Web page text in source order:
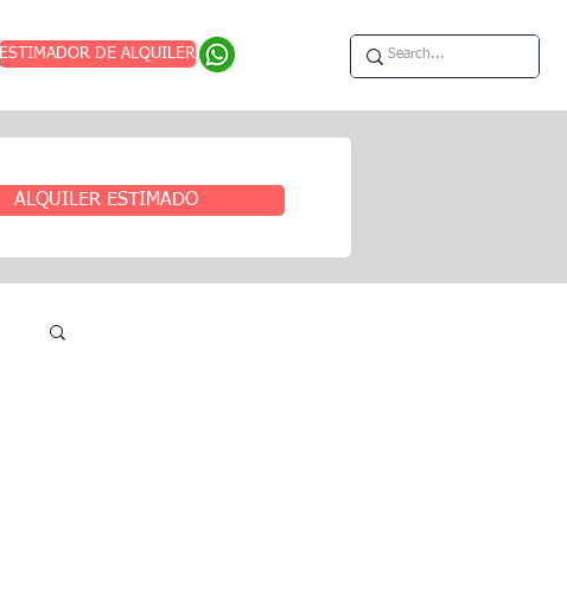
ESTIMADOR DE ALQUILER
ALQUILER ESTIMADO